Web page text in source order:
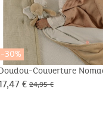
-30%
Couverture
- Bali
€ 24,95 €